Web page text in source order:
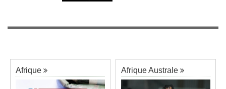
Afrique Afrique Australe